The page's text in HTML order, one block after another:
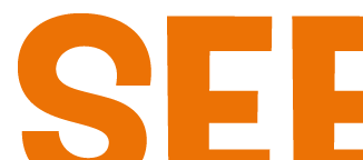
Notice
: Function _load_textdomain_just_in_time was called
incorrectly
. Translation loading for the
woocommerce
sisältöön